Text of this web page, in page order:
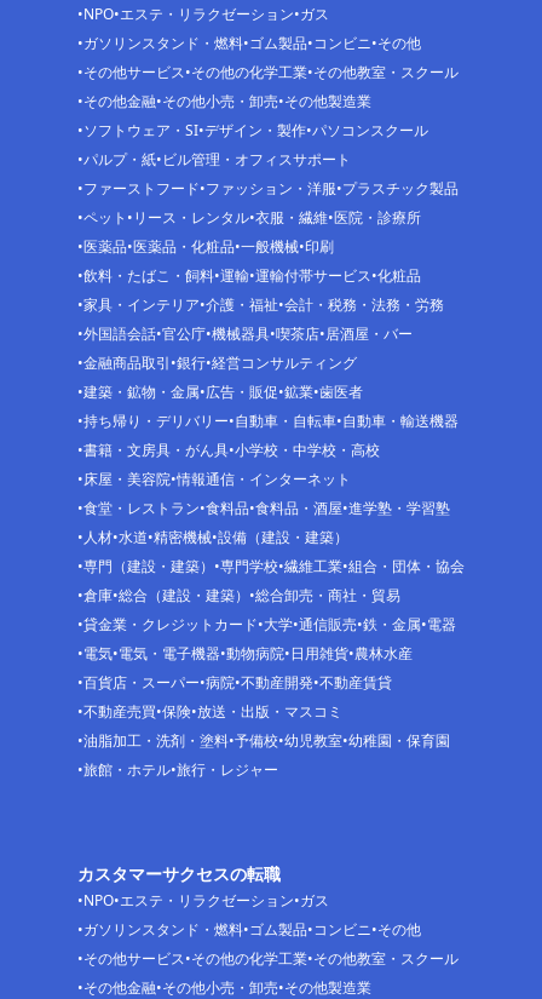
NPO エステ・リラクゼーション ガス
ガソリンスタンド・燃料 ゴム製品 コンビニ その他
その他サービス その他の化学工業 その他教室・スクール
その他金融 その他小売・卸売 その他製造業
ソフトウェア・SI デザイン・製作 パソコンスクール
パルプ・紙 ビル管理・オフィスサポート
ファーストフード ファッション・洋服 プラスチック製品
ペット リース・レンタル 衣服・繊維 医院・診療所
医薬品 医薬品・化粧品 一般機械 印刷
飲料・たばこ・飼料 運輸 運輸付帯サービス 化粧品
家具・インテリア 介護・福祉 会計・税務・法務・労務
外国語会話 官公庁 機械器具 喫茶店 居酒屋・バー
金融商品取引 銀行 経営コンサルティング
建築・鉱物・金属 広告・販促 鉱業 歯医者
持ち帰り・デリバリー 自動車・自転車 自動車・輸送機器
書籍・文房具・がん具 小学校・中学校・高校
床屋・美容院 情報通信・インターネット
食堂・レストラン 食料品 食料品・酒屋 進学塾・学習塾
人材 水道 精密機械 設備（建設・建築）
専門（建設・建築）
専門学校 繊維工業 組合・団体・協会
倉庫 総合（建設・建築）
総合卸売・商社・貿易
貸金業・クレジットカード 大学 通信販売 鉄・金属 電器
電気 電気・電子機器 動物病院 日用雑貨 農林水産
百貨店・スーパー 病院 不動産開発 不動産賃貸
不動産売買 保険 放送・出版・マスコミ
油脂加工・洗剤・塗料 予備校 幼児教室 幼稚園・保育園
旅館・ホテル 旅行・レジャー
カスタマーサクセスの転職
NPO エステ・リラクゼーション ガス
ガソリンスタンド・燃料 ゴム製品 コンビニ その他
その他サービス その他の化学工業 その他教室・スクール
その他金融 その他小売・卸売 その他製造業